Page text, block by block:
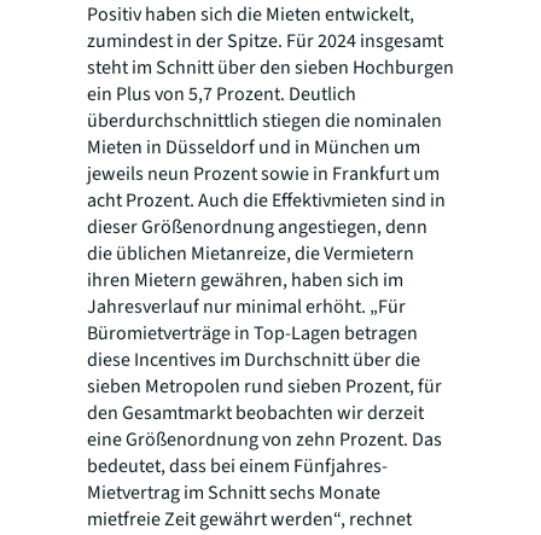
Positiv haben sich die Mieten entwickelt,
zumindest in der Spitze. Für 2024 insgesamt
steht im Schnitt über den sieben Hochburgen
ein Plus von 5,7 Prozent. Deutlich
überdurchschnittlich stiegen die nominalen
Mieten in Düsseldorf und in München um
jeweils neun Prozent sowie in Frankfurt um
acht Prozent. Auch die Effektivmieten sind in
dieser Größenordnung angestiegen, denn
die üblichen Mietanreize, die Vermietern
ihren Mietern gewähren, haben sich im
Jahresverlauf nur minimal erhöht. „Für
Büromietverträge in Top-Lagen betragen
diese Incentives im Durchschnitt über die
sieben Metropolen rund sieben Prozent, für
den Gesamtmarkt beobachten wir derzeit
eine Größenordnung von zehn Prozent. Das
bedeutet, dass bei einem Fünfjahres-
Mietvertrag im Schnitt sechs Monate
mietfreie Zeit gewährt werden“, rechnet